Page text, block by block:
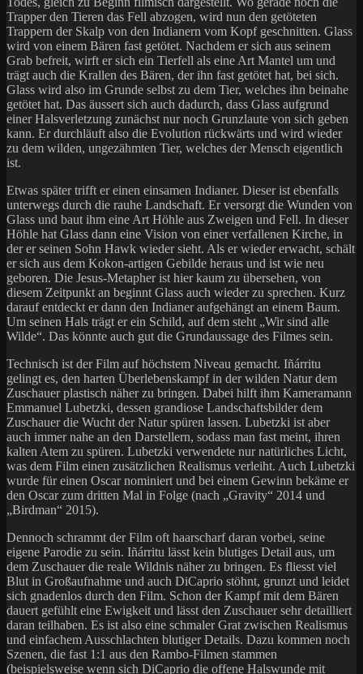
Trapper den Tieren das Fell abzogen, wird nun den getöteten
Trappern der Skalp von den Indianern vom Kopf geschnitten. Glass
wird von einem Bären fast getötet. Nachdem er sich aus seinem
Grab befreit, wirft er sich ein Tierfell als eine Art Mantel um und
trägt auch die Krallen des Bären, der ihn fast getötet hat, bei sich.
Glass wird also im Grunde selbst zu dem Tier, welches ihn beinahe
getötet hat. Das äussert sich auch dadurch, dass Glass aufgrund
einer Halsverletzung zunächst nur noch Grunzlaute von sich geben
kann. Er durchläuft also die Evolution rückwärts und wird wieder
zu dem wilden, ungezähmten Tier, welches der Mensch eigentlich
ist.
Etwas später trifft er einen einsamen Indianer. Dieser ist ebenfalls
unterwegs durch die rauhe Landschaft. Er versorgt die Wunden von
Glass und baut ihm eine Art Höhle aus Zweigen und Fell. In dieser
Höhle hat Glass dann eine Vision von einer verfallenen Kirche, in
der er seinen Sohn Hawk wieder sieht. Als er wieder erwacht, schält
er sich aus dem Kokon-artigen Gebilde heraus und ist wie neu
geboren. Die Jesus-Metapher ist hier kaum zu übersehen, von
diesem Zeitpunkt an beginnt Glass auch wieder zu sprechen. Kurz
darauf entdeckt er dann den Indianer aufgehängt an einem Baum.
Um seinen Hals trägt er ein Schild, auf dem steht „Wir sind alle
Wilde“. Das könnte auch gut die Grundaussage des Filmes sein.
Technisch ist der Film auf höchstem Niveau gemacht. Iñárritu
gelingt es, den harten Überlebenskampf in der wilden Natur dem
Zuschauer plastisch näher zu bringen. Dabei hilft ihm Kameramann
Emmanuel Lubetzki, dessen grandiose Landschaftsbilder dem
Zuschauer die Wucht der Natur spüren lassen. Lubetzki ist aber
auch immer nahe an den Darstellern, sodass man fast meint, ihren
kalten Atem zu spüren. Lubetzki verwendete nur natürliches Licht,
was dem Film einen zusätzlichen Realismus verleiht. Auch Lubetzki
wurde für einen Oscar nominiert und bei einem Gewinn bekäme er
den Oscar zum dritten Mal in Folge (nach „Gravity“ 2014 und
„Birdman“ 2015).
Dennoch schrammt der Film oft haarscharf daran vorbei, seine
eigene Parodie zu sein. Iñárritu lässt kein blutiges Detail aus, um
dem Zuschauer die reale Wildnis näher zu bringen. Es fliesst viel
Blut in Großaufnahme und auch DiCaprio stöhnt, grunzt und leidet
sich gnadenlos durch den Film. Schon der Kampf mit dem Bären
dauert gefühlt eine Ewigkeit und lässt den Zuschauer sehr detailliert
daran teilhaben. Es ist also eine schmaler Grat zwischen Realismus
und einfachem Ausschlachten blutiger Details. Dazu kommen noch
Szenen, die fast 1:1 aus den Rambo-Filmen stammen
(beispielsweise wenn sich DiCaprio die offene Halswunde mit